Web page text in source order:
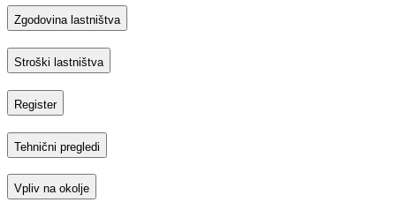
Zgodovina lastništva
Stroški lastništva
Register
Tehnični pregledi
Vpliv na okolje